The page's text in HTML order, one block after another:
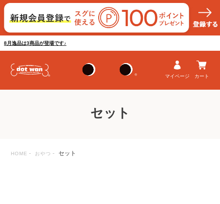
8月逸品は3商品が登場です♪
マイページ カート
セット
HOME おやつ セット